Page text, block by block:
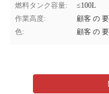
燃料タンク容量:
≤100L
作業高度:
顧客 の
色:
顧客 の